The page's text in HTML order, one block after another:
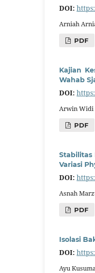
DOI:
Arniah
PDF
Kajian
Wahab
DOI:
Arwin Widi
PDF
Stabilitas
Variasi
DOI:
Asnah
PDF
Isolasi
DOI:
Ayu